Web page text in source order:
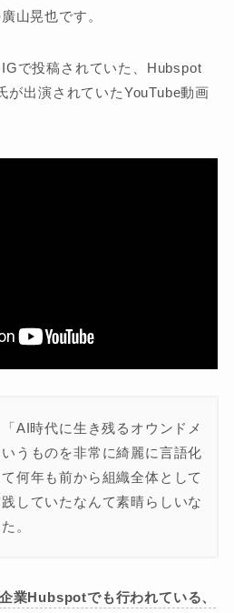
山晃也です。
で投稿されていた、Hubspot
が出演されていたYouTube動画
AI時代に生き残るオウンドメ
うものを非常に綺麗に言語化
何年も前から組織全体として
していたなんて素晴らしいな
。
業Hubspotでも行われている、